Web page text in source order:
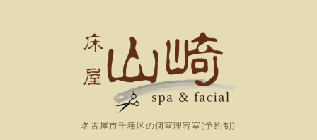
名古屋市千種区の個室理容室(予約制)